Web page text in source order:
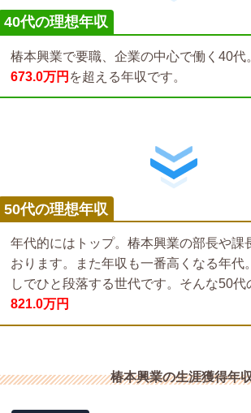
40代の理想年収
椿本興業で要職、企業の中心で働く40代
673.0万円 を超える年収です。
50代の理想年収
年代的にはトップ。椿本興業の部長や課
おります。また年収も一番高くなる年代
しでひと段落する世代です。そんな50代
821.0万円
椿本興業の生涯獲得年